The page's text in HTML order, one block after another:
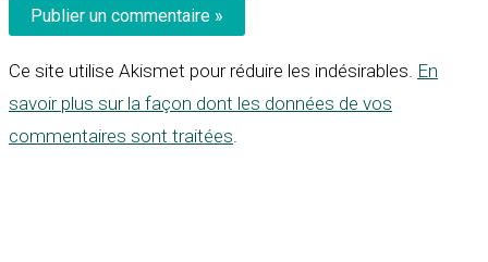
Ce site utilise Akismet pour réduire les indésirables. En
savoir plus sur la façon dont les données de vos
commentaires sont traitées.